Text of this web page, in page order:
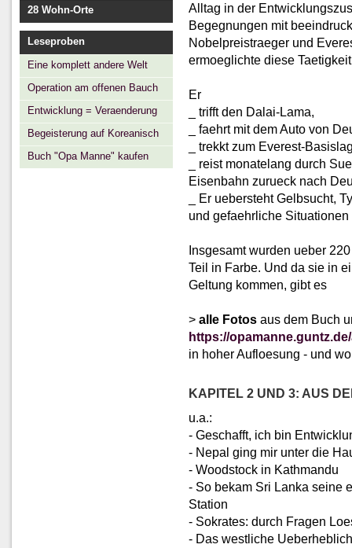
28 Wohn-Orte
Leseproben
Eine komplett andere Welt
Operation am offenen Bauch
Entwicklung = Veraenderung
Begeisterung auf Koreanisch
Buch "Opa Manne" kaufen
Alltag in der
Begegnungen mit
Nobelpreistraeger und
ermoeglichte diese
Er
_ trifft den Dalai-Lama,
_ faehrt mit dem Auto von
_ trekkt zum Everest-
_ reist monatelang durch
Eisenbahn zurueck nach
_ Er uebersteht Gelbsucht,
und gefaehrliche
Insgesamt wurden ueber
Teil in Farbe. Und da sie in
Geltung kommen, gibt es
> alle Fotos aus dem Buch
https://
in hoher Aufloesung - und
KAPITEL 2 UND 3: AUS
u.a.:
- Geschafft, ich bin
- Nepal ging mir unter die
- Woodstock in Kathmandu
- So bekam Sri Lanka seine
Station
- Sokrates: durch Fragen
- Das westliche